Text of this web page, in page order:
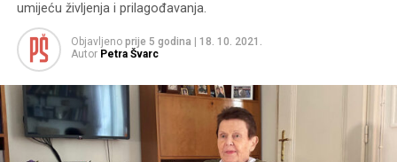
umijeću življenja i prilagođavanja.
Objavljeno prije 5 godina
18. 10. 2021.
Autor Petra Švarc